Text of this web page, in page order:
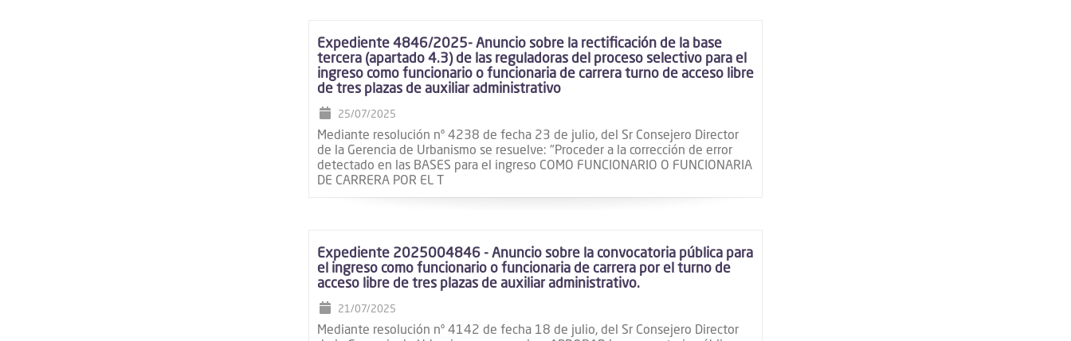
Expediente 4846/2025- Anuncio sobre la rectificación de la base
tercera (apartado 4.3) de las reguladoras del proceso selectivo para el
ingreso como funcionario o funcionaria de carrera turno de acceso libre
de tres plazas de auxiliar administrativo
25/07/2025
Mediante resolución nº 4238 de fecha 23 de julio, del Sr Consejero Director
de la Gerencia de Urbanismo se resuelve: "Proceder a la corrección de error
detectado en las BASES para el ingreso COMO FUNCIONARIO O FUNCIONARIA
DE CARRERA POR EL T
Expediente 2025004846 - Anuncio sobre la convocatoria pública para
el ingreso como funcionario o funcionaria de carrera por el turno de
acceso libre de tres plazas de auxiliar administrativo.
21/07/2025
Mediante resolución nº 4142 de fecha 18 de julio, del Sr Consejero Director